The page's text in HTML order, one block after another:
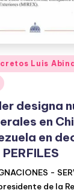
Luis
designa
en
en
-
de la